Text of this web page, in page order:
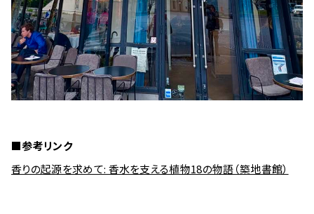
■参考リンク
香りの起源を求めて: 香水を支える植物18の物語（築地書館）